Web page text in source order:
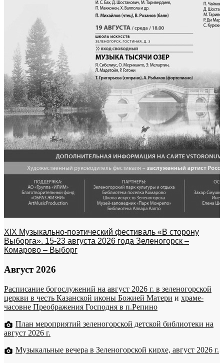
XIX Музыкально-поэтический фестиваль «В сторону
Выборга». 15-23 августа 2026 года Зеленогорск –
Комарово – Выборг
Август 2026
Расписание богослужений на август 2026 г. в зеленогорской
церкви в честь Казанской иконы Божией Матери и храме-
часовне Преображения Господня в п.Репино
План мероприятий зеленогорской детской библиотеки на
август 2026 г.
Музыкальные вечера в Зеленогорской кирхе, август 2026 г.